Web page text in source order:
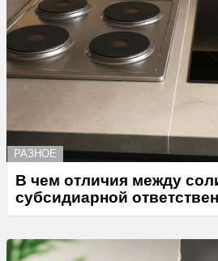
РАЗНОЕ
В чем отличия между
субсидиарной